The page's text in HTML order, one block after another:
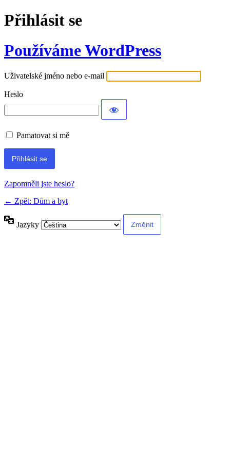
Přihlásit se
Používáme WordPress
Uživatelské jméno nebo e-mail
Heslo
Pamatovat si mě
Alternative:
Zapomněli jste heslo?
← Zpět: Dům a byt
Jazyky